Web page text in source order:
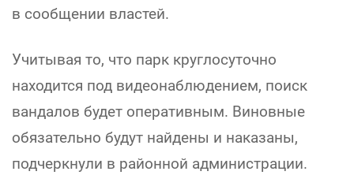
в сообщении властей.
Учитывая то, что парк круглосуточно
находится под видеонаблюдением, поиск
вандалов будет оперативным. Виновные
обязательно будут найдены и наказаны,
подчеркнули в районной администрации.